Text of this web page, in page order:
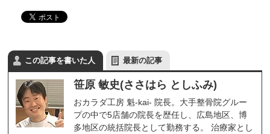
この記事を書いた人 最新の記事
笹原 敏史(ささはら としふみ)
おカラダ工房 魁-kai- 院長。大手整骨院グルー
プの中で5店舗の院長を歴任し、広島地区、博
多地区の統括院長として勤務する。 治療家とし